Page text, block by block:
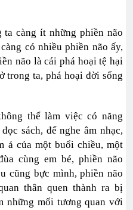
càng ít những phiền não
có nhiều phiền não ấy,
não là cái phá hoại tệ hại
trong ta, phá hoại đời sống
thể làm việc có năng
sách, để nghe âm nhạc,
ả của một buổi chiều, một
cùng em bé, phiền não
cũng bực mình, phiền não
thân quen thành ra bị
những mối tương quan với